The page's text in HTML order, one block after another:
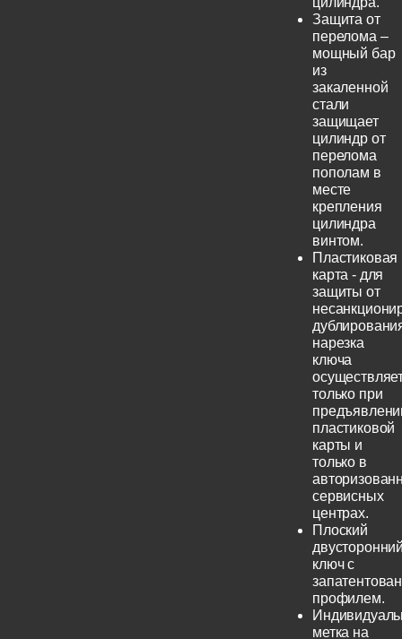
Защита от
перелома –
мощный бар
из
закаленной
стали
защищает
цилиндр от
перелома
пополам в
месте
крепления
цилиндра
винтом.
Пластиковая
карта - для
защиты от
нарезка
ключа
только при
пластиковой
карты и
только в
сервисных
центрах.
Плоский
ключ с
профилем.
метка на